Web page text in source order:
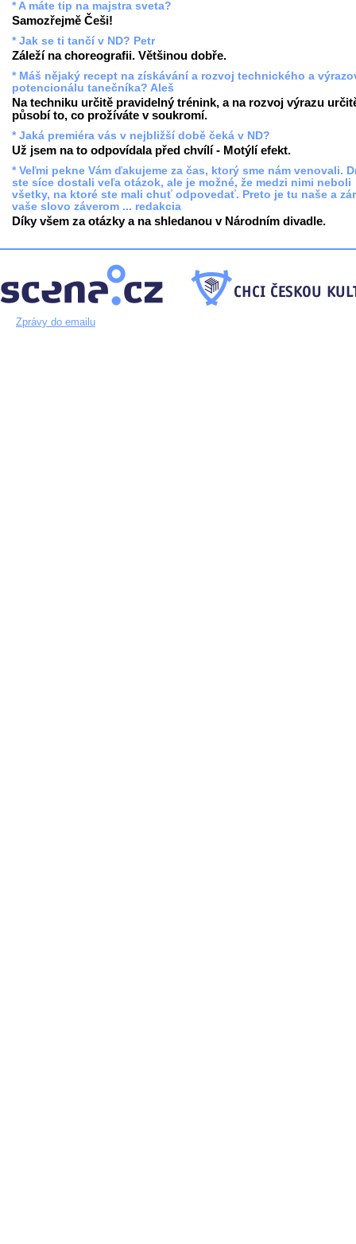
* A máte tip na majstra sveta?
Samozřejmě Češi!
* Jak se ti tančí v ND? Petr
Záleží na choreografii. Většinou dobře.
* Máš nějaký recept na získávání a rozvoj technického a
potencionálu tanečníka? Aleš
Na techniku určitě pravidelný trénink, a na rozvoj výrazu
působí to, co prožíváte v soukromí.
* Jaká premiéra vás v nejbližší době čeká v ND?
Už jsem na to odpovídala před chvílí - Motýlí efekt.
* Veľmi pekne Vám ďakujeme za čas, ktorý sme nám venovali.
ste síce dostali veľa otázok, ale je možné, že medzi nimi neboli
všetky, na ktoré ste mali chuť odpovedať. Preto je tu naše a
vaše slovo záverom ... redakcia
Díky všem za otázky a na shledanou v Národním divadle.
Zprávy do emailu